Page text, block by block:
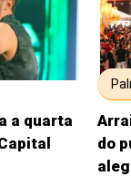
a quarta
do